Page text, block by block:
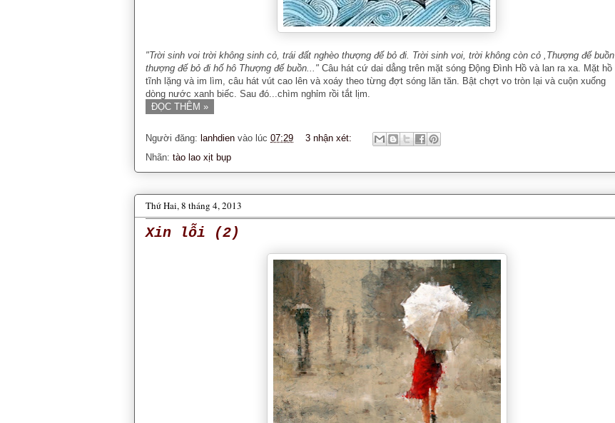
"Trời sinh voi trời không sinh cỏ, trái đất nghèo thượng đế bỏ đi. Trời sinh voi, trời không còn cỏ ,Thượng đế buồn
thượng đế bỏ đi hố hô Thượng đế buồn..." Câu hát cứ dai dẳng trên mặt sóng Động Đình Hồ và lan ra xa. Mặt hồ
tĩnh lặng và im lìm, câu hát vút cao lên và xoáy theo từng đợt sóng lăn tăn. Bật chợt vo tròn lại và cuộn xuống
dòng nước xanh biếc. Sau đó...chìm nghỉm rồi tắt lịm.
ĐỌC THÊM »
Người đăng: lanhdien vào lúc 07:29
3 nhận xét:
Nhãn: tào lao xịt bụp
Thứ Hai, 8 tháng 4, 2013
Xin lỗi (2)